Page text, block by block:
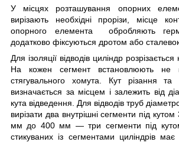
У місцях розташування опорних
вирізають необхідні прорізи, місце
опорного елемента обробляють
додатково фіксуються дротом або
Для ізоляції відводів циліндр розрізається
На кожен сегмент встановлюють не
стягувального хомута. Кут різання та
визначається за місцем і залежить від
кута відведення. Для відводів труб
вирізати два внутрішні сегменти під кутом
мм до 400 мм — три сегменти під кутом
стикуваних із сегментами циліндрів